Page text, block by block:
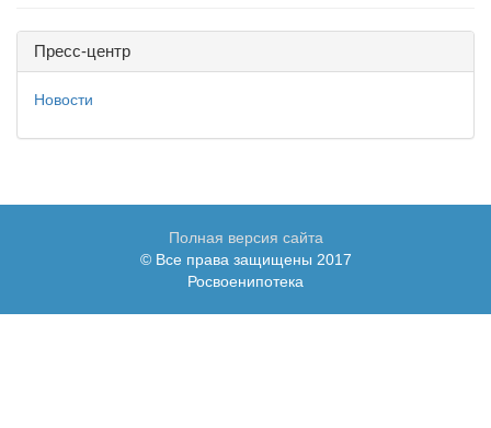
Пресс-центр
Новости
Полная версия сайта
© Все права защищены 2017
Росвоенипотека